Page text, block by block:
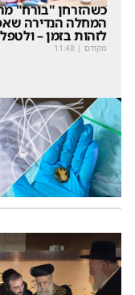
כשהזרחן "בורח"
המחלה הנדירה
לזהות בזמן – ולטפל
מקודם |
11:48